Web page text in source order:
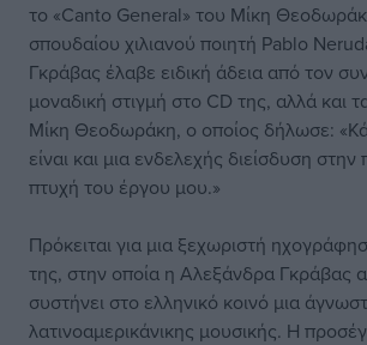
το «Canto General» του Μίκη
σπουδαίου χιλιανού ποιητή Pablo
Γκράβας έλαβε ειδική άδεια από τον
μοναδική στιγμή στο CD της, αλλά και
Μίκη Θεοδωράκη, ο οποίος δήλωσε:
είναι και μια ενδελεχής διείσδυση
πτυχή του έργου μου.»
Πρόκειται για μια ξεχωριστή
της, στην οποία η Αλεξάνδρα Γκράβας
συστήνει στο ελληνικό κοινό μια
λατινοαμερικάνικης μουσικής. Η